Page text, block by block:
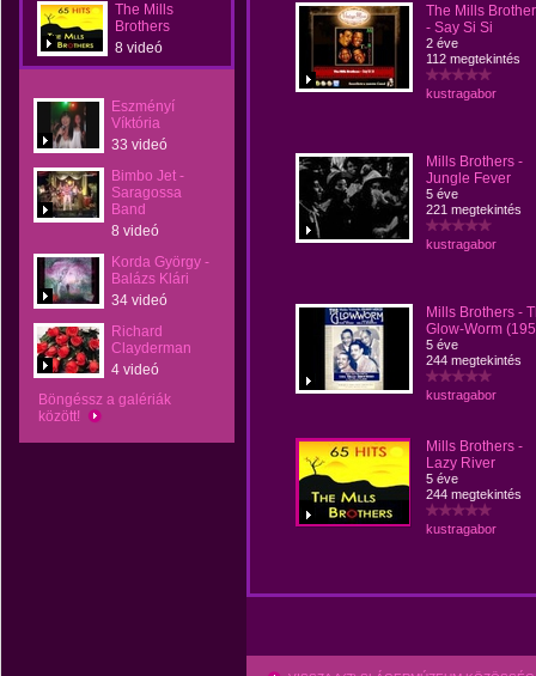
The Mills
Brothers
8 videó
Eszményí
Víktória
33 videó
Bimbo Jet -
Saragossa
Band
8 videó
Korda György -
Balázs Klári
34 videó
Richard
Clayderman
4 videó
Böngéssz a galériák
között!
The Mills
- Say Si Si
2 éve
112 megtekintés
kustragabor
Mills Brothers -
Jungle Fever
5 éve
221 megtekintés
kustragabor
Mills Brothers -
Glow-Worm
5 éve
244 megtekintés
kustragabor
Mills Brothers -
Lazy River
5 éve
244 megtekintés
kustragabor